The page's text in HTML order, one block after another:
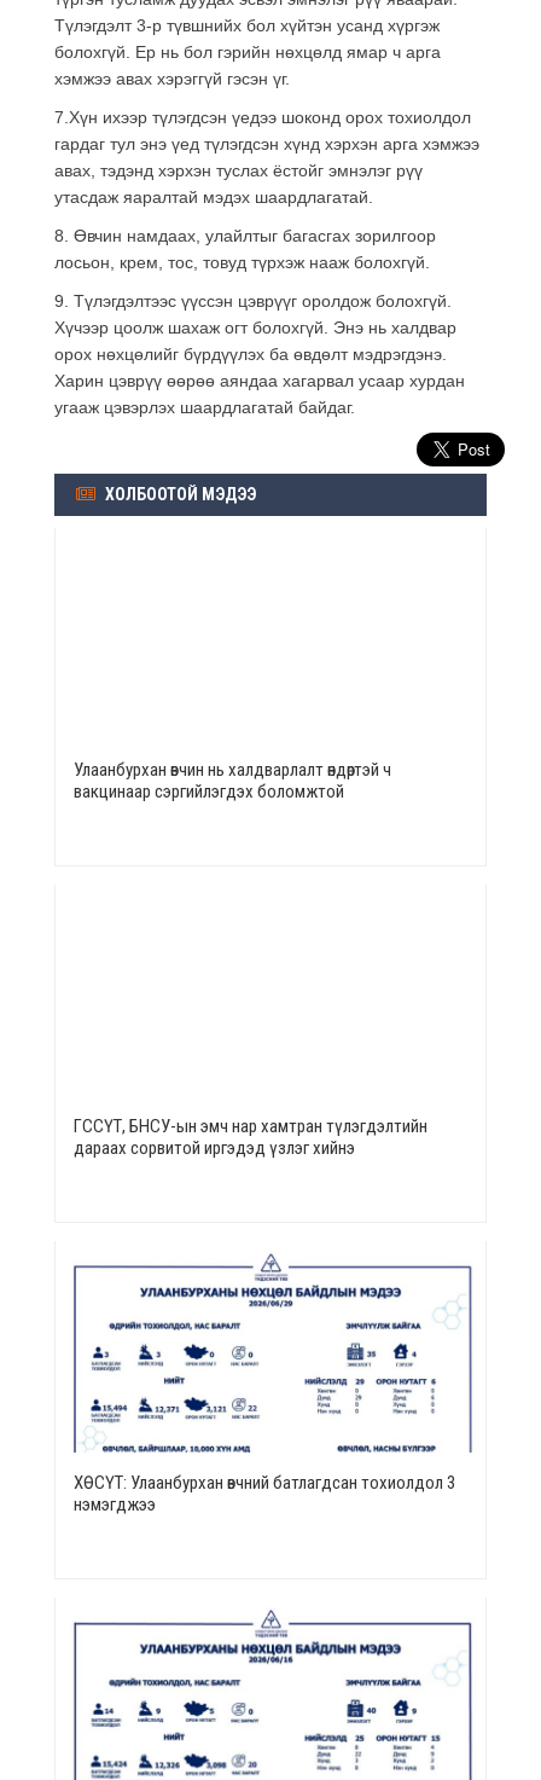
Түлэгдэлт 3-р түвшнийх бол хүйтэн усанд хүргэж
болохгүй. Ер нь бол гэрийн нөхцөлд ямар ч арга
хэмжээ авах хэрэггүй гэсэн үг.
7.Хүн ихээр түлэгдсэн үедээ шоконд орох тохиолдол
гардаг тул энэ үед түлэгдсэн хүнд хэрхэн арга хэмжээ
авах, тэдэнд хэрхэн туслах ёстойг эмнэлэг рүү
утасдаж яаралтай мэдэх шаардлагатай.
8. Өвчин намдаах, улайлтыг багасгах зорилгоор
лосьон, крем, тос, товуд түрхэж нааж болохгүй.
9. Түлэгдэлтээс үүссэн цэврүүг оролдож болохгүй.
Хүчээр цоолж шахаж огт болохгүй. Энэ нь халдвар
орох нөхцөлийг бүрдүүлэх ба өвдөлт мэдрэгдэнэ.
Харин цэврүү өөрөө аяндаа хагарвал усаар хурдан
угааж цэвэрлэх шаардлагатай байдаг.
ХОЛБООТОЙ МЭДЭЭ
Улаанбурхан өвчин нь халдварлалт өндөртэй ч
вакцинаар сэргийлэгдэх боломжтой
ГССҮТ, БНСУ-ын эмч нар хамтран түлэгдэлтийн
дараах сорвитой иргэдэд үзлэг хийнэ
ХӨСҮТ: Улаанбурхан өвчний батлагдсан тохиолдол 3
нэмэгджээ